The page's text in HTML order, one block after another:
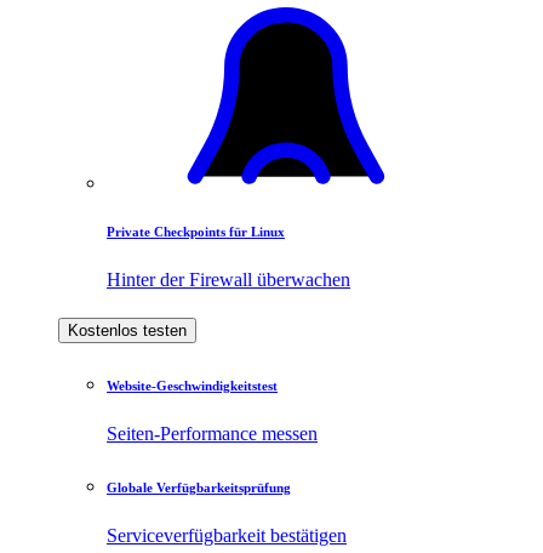
Private Checkpoints für Linux
Hinter der Firewall überwachen
Kostenlos testen
Website-Geschwindigkeitstest
Seiten-Performance messen
Globale Verfügbarkeitsprüfung
Serviceverfügbarkeit bestätigen